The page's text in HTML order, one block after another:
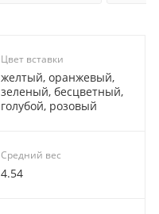
Цвет вставки
желтый, оранжевый,
зеленый, бесцветный,
голубой, розовый
Средний вес
4.54